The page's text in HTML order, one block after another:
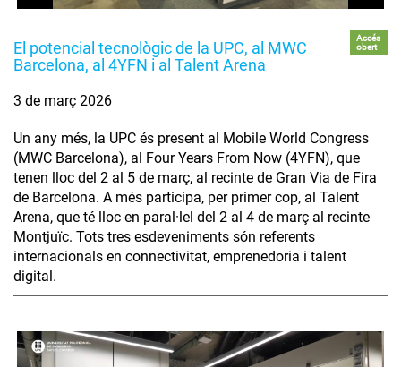
El potencial tecnològic de la UPC, al MWC
Barcelona, al 4YFN i al Talent Arena
Accés
obert
3 de març 2026
Un any més, la UPC és present al Mobile World Congress
(MWC Barcelona), al Four Years From Now (4YFN), que
tenen lloc del 2 al 5 de març, al recinte de Gran Via de Fira
de Barcelona. A més participa, per primer cop, al Talent
Arena, que té lloc en paral·lel del 2 al 4 de març al recinte
Montjuïc. Tots tres esdeveniments són referents
internacionals en connectivitat, emprenedoria i talent
digital.